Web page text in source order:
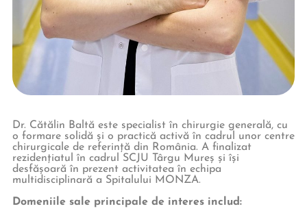
Dr. Cătălin Baltă este specialist în chirurgie generală, cu
o formare solidă și o practică activă în cadrul unor centre
chirurgicale de referință din România. A finalizat
rezidențiatul în cadrul SCJU Târgu Mureș și își
desfășoară în prezent activitatea în echipa
multidisciplinară a Spitalului MONZA.
Domeniile sale principale de interes includ: